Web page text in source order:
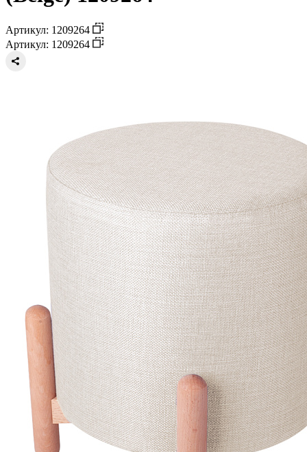
Артикул: 1209264
Артикул: 1209264